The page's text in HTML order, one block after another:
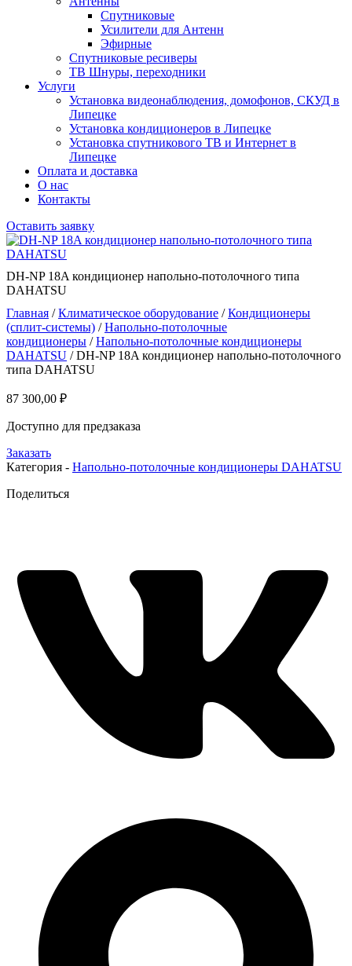
Спутниковые
Усилители для Антенн
Эфирные
Спутниковые ресиверы
ТВ Шнуры, переходники
Услуги
Установка видеонаблюдения, домофонов, СКУД в
Липецке
Установка кондиционеров в Липецке
Установка спутникового ТВ и Интернет в
Липецке
Оплата и доставка
О нас
Контакты
Оставить заявку
DH-NP 18A кондиционер напольно-потолочного типа
DAHATSU
Главная /Климатическое оборудование /Кондиционеры
(сплит-системы) /Напольно-потолочные
кондиционеры /Напольно-потолочные кондиционеры
DAHATSU / DH-NP 18A кондиционер напольно-потолочного
типа DAHATSU
87 300,00 ₽
Доступно для предзаказа
Заказать
Категория - Напольно-потолочные кондиционеры DAHATSU
Поделиться